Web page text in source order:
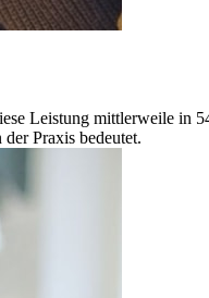
Leistung mittlerweile in
Praxis bedeutet.